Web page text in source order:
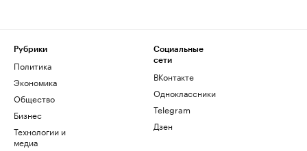
Рубрики
Политика
Экономика
Общество
Бизнес
Технологии и
медиа
Социальные
сети
ВКонтакте
Одноклассники
Telegram
Дзен